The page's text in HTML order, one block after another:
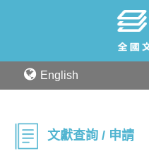
English
文獻查詢 / 申請